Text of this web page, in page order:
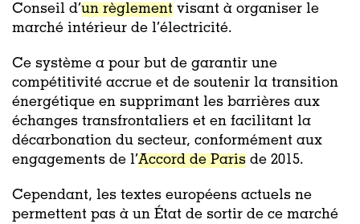
Conseil d’un règlement visant à organiser le
marché intérieur de l’électricité.
Ce système a pour but de garantir une
compétitivité accrue et de soutenir la transition
énergétique en supprimant les barrières aux
échanges transfrontaliers et en facilitant la
décarbonation du secteur, conformément aux
engagements de l’Accord de Paris de 2015.
Cependant, les textes européens actuels ne
permettent pas à un État de sortir de ce marché